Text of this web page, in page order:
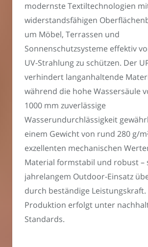
modernste Textiltechnologien
widerstandsfähigen
um Möbel, Terrassen und
Sonnenschutzsysteme effektiv
UV-Strahlung zu schützen. Der
verhindert langanhaltende
während die hohe Wassersäule
1000 mm zuverlässige
Wasserundurchlässigkeit
einem Gewicht von rund 280 g/
exzellenten mechanischen
Material formstabil und robust –
jahrelangem Outdoor-Einsatz
durch beständige Leistungskraft.
Produktion erfolgt unter
Standards.